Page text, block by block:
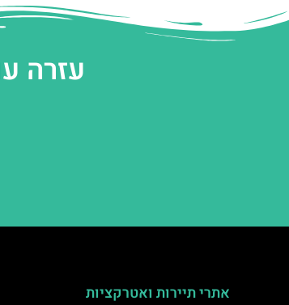
עזרה
אתרי תיירות ואטרקציות